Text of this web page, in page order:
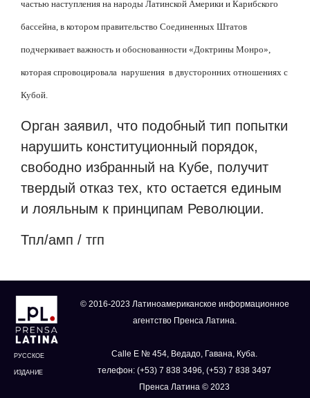
частью наступления на народы Латинской Америки и Карибского
бассейна, в котором правительство Соединенных Штатов
подчеркивает важность и обоснованности «Доктрины Монро»,
которая спровоцировала нарушения в двусторонних отношениях с
Кубой.
Орган заявил, что подобный тип попытки
нарушить конституционный порядок,
свободно избранный на Кубе, получит
твердый отказ тех, кто остается единым
и лояльным к принципам Революции.
Тпл/амп / тгп
РУССКОЕ
ИЗДАНИЕ
© 2016-2023 Латиноамериканское информационное
агентство Пренса Латина.
Calle E № 454, Ведадо, Гавана, Куба.
телефон: (+53) 7 838 3496, (+53) 7 838 3497
Пренса Латина © 2023